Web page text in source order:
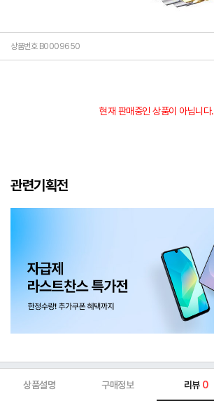
상품번호 B0009650
현재 판매중인 상품이 아닙니다.
관련기획전
상품설명 구매정보 리뷰 0